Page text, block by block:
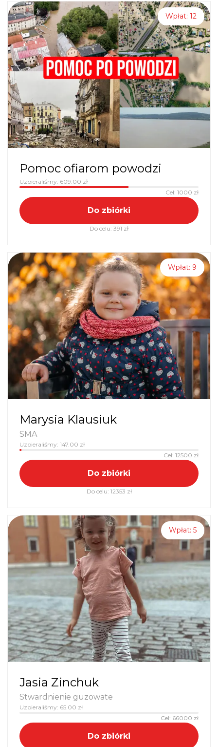
Wpłat: 12
Pomoc ofiarom powodzi
Uzbieraliśmy: 609.00 zł
Cel: 1000 zł
Do zbiórki
Do celu: 391 zł
Wpłat: 9
Marysia Klausiuk
SMA
Uzbieraliśmy: 147.00 zł
Cel: 12500 zł
Do zbiórki
Do celu: 12353 zł
Wpłat: 5
Jasia Zinchuk
Stwardnienie guzowate
Uzbieraliśmy: 65.00 zł
Cel: 66000 zł
Do zbiórki